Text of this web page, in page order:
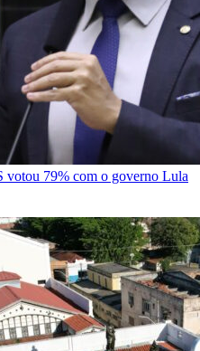
votou 79% com o governo Lula